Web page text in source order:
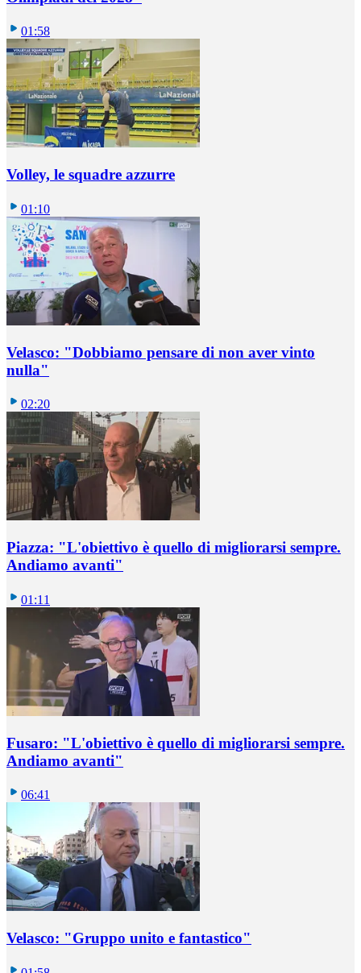
01:58
Volley, le squadre azzurre
01:10
Velasco: "Dobbiamo pensare di non aver vinto
nulla"
02:20
Piazza: "L'obiettivo è quello di migliorarsi sempre.
Andiamo avanti"
01:11
Fusaro: "L'obiettivo è quello di migliorarsi sempre.
Andiamo avanti"
06:41
Velasco: "Gruppo unito e fantastico"